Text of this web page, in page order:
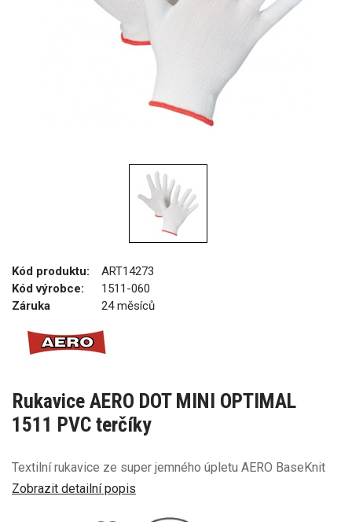
Kód produktu:
ART14273
Kód výrobce:
1511-060
Záruka
24 měsíců
Rukavice AERO DOT MINI OPTIMAL
1511 PVC terčíky
Textilní rukavice ze super jemného úpletu AERO BaseKnit
Zobrazit detailní popis